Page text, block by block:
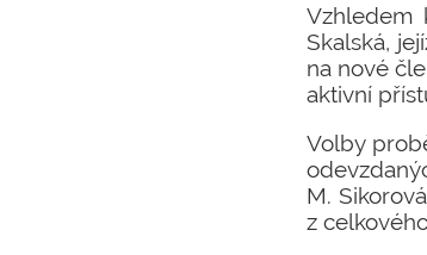
Vzhledem
Skalská,
na nové
aktivní
Volby
M.
z